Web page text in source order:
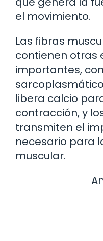
el movimiento.
Las fibras
contienen otras
importantes,
libera calcio
contracción, y
transmiten el
necesario para
muscular.